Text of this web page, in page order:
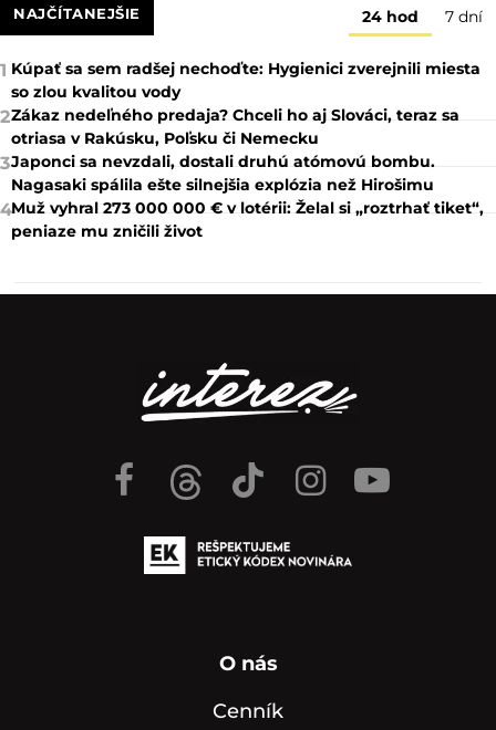
NAJČÍTANEJŠIE 24 hod 7 dní
1 Kúpať sa sem radšej nechoďte: Hygienici zverejnili miesta
so zlou kvalitou vody
2Zákaz nedeľného predaja? Chceli ho aj Slováci, teraz sa
otriasa v Rakúsku, Poľsku či Nemecku
3Japonci sa nevzdali, dostali druhú atómovú bombu.
Nagasaki spálila ešte silnejšia explózia než Hirošimu
4Muž vyhral 273 000 000 € v lotérii: Želal si „roztrhať tiket“,
peniaze mu zničili život
O nás
Cenník